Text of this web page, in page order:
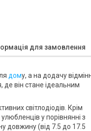
для замовлення
дому, а на додачу
де він стане ідеальним
світлодіодів. Крім
у порівнянні з
довжину (від 7.5 до 17.5